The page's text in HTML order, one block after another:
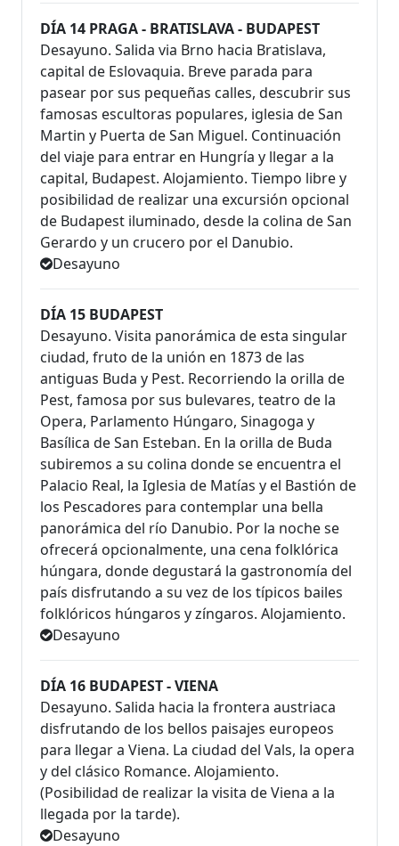
DÍA 14 PRAGA - BRATISLAVA - BUDAPEST
Desayuno. Salida via Brno hacia Bratislava,
capital de Eslovaquia. Breve parada para
pasear por sus pequeñas calles, descubrir sus
famosas escultoras populares, iglesia de San
Martin y Puerta de San Miguel. Continuación
del viaje para entrar en Hungría y llegar a la
capital, Budapest. Alojamiento. Tiempo libre y
posibilidad de realizar una excursión opcional
de Budapest iluminado, desde la colina de San
Gerardo y un crucero por el Danubio.
Desayuno
DÍA 15 BUDAPEST
Desayuno. Visita panorámica de esta singular
ciudad, fruto de la unión en 1873 de las
antiguas Buda y Pest. Recorriendo la orilla de
Pest, famosa por sus bulevares, teatro de la
Opera, Parlamento Húngaro, Sinagoga y
Basílica de San Esteban. En la orilla de Buda
subiremos a su colina donde se encuentra el
Palacio Real, la Iglesia de Matías y el Bastión de
los Pescadores para contemplar una bella
panorámica del río Danubio. Por la noche se
ofrecerá opcionalmente, una cena folklórica
húngara, donde degustará la gastronomía del
país disfrutando a su vez de los típicos bailes
folklóricos húngaros y zíngaros. Alojamiento.
Desayuno
DÍA 16 BUDAPEST - VIENA
Desayuno. Salida hacia la frontera austriaca
disfrutando de los bellos paisajes europeos
para llegar a Viena. La ciudad del Vals, la opera
y del clásico Romance. Alojamiento.
(Posibilidad de realizar la visita de Viena a la
llegada por la tarde).
Desayuno